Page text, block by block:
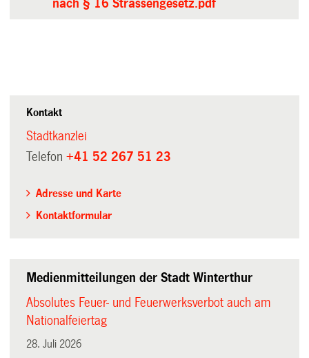
nach § 16 Strassengesetz.pdf
Kontakt
Stadtkanzlei
Telefon+41 52 267 51 23
Adresse und Karte
Kontaktformular
Medienmitteilungen der Stadt Winterthur
Absolutes Feuer- und Feuerwerksverbot auch am
Nationalfeiertag
28. Juli 2026